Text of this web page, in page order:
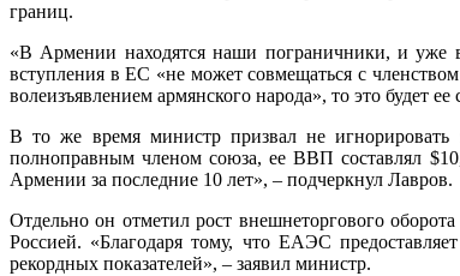
границ.
«В Армении находятся наши пограничники, и уже
вступления в ЕС «не может совмещаться с
волеизъявлением армянского народа», то это будет
В то же время министр призвал не игнорировать
полноправным членом союза, ее ВВП составлял
Армении за последние 10 лет», – подчеркнул Лавров.
Отдельно он отметил рост внешнеторгового
Россией. «Благодаря тому, что ЕАЭС
рекордных показателей», – заявил министр.